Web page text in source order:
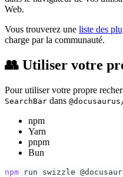
Web.
Vous trouverez une liste des
charge par la communauté.
👥 Utiliser votre
Pour utiliser votre propre
SearchBar dans
npm
Yarn
pnpm
Bun
npm run swizzle